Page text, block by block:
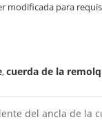
modificada para
,cuerda de la
del ancla de